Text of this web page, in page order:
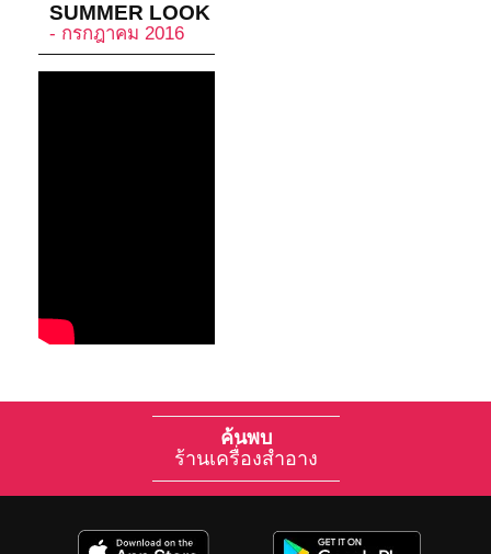
SUMMER LOOK
- กรกฎาคม 2016
ค้นพบ
ร้านเครื่องสำอาง